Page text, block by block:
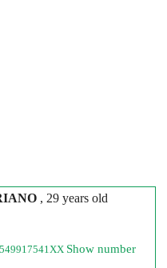
, 29 years old
Show number